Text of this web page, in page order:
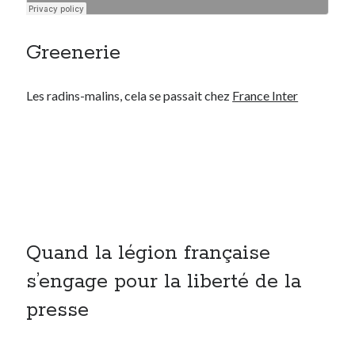
Greenerie
Les radins-malins, cela se passait chez France Inter
Quand la légion française
s’engage pour la liberté de la
presse